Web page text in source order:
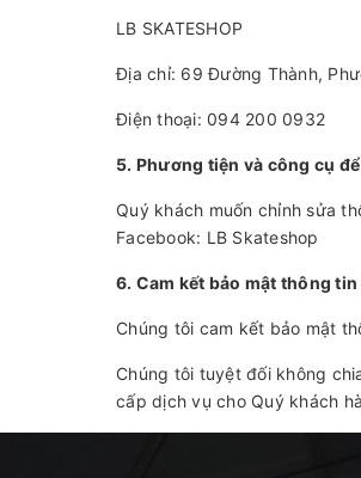
LB SKATESHOP
Địa chỉ: 69 Đường Thành,
Điện thoại: 094 200 0932
5. Phương tiện và công cụ
Quý khách muốn chỉnh sửa
Facebook: LB Skateshop
6. Cam kết bảo mật thông
Chúng tôi cam kết bảo mật
Chúng tôi tuyệt đối không
cấp dịch vụ cho Quý khách